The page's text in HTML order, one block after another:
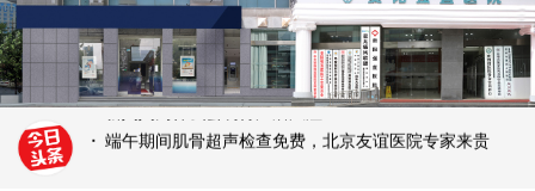
· 如何正确认识强直性脊柱炎？
· 患者福音！北京积水潭医院黄彦弘教授联合贵阳强直
·
贵阳类风湿专科医院有哪些 治疗类风湿有哪些好的
· 新妈妈为什么会易得产后风湿？
端午期间肌骨超声检查免费，北京友谊医院专家来贵